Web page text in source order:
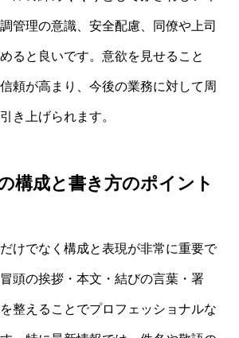
管理の意識、安全配慮、同僚や上司
ると良いです。意欲を見せること
頼が高まり、今後の業務に対して周
き上げられます。
構成と書き方のポイント
けでなく構成と表現が非常に重要で
頭の挨拶・本文・結びの言葉・署
整えることでプロフェッショナルな